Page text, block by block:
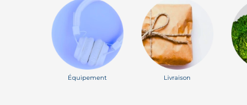
Équipement Livraison